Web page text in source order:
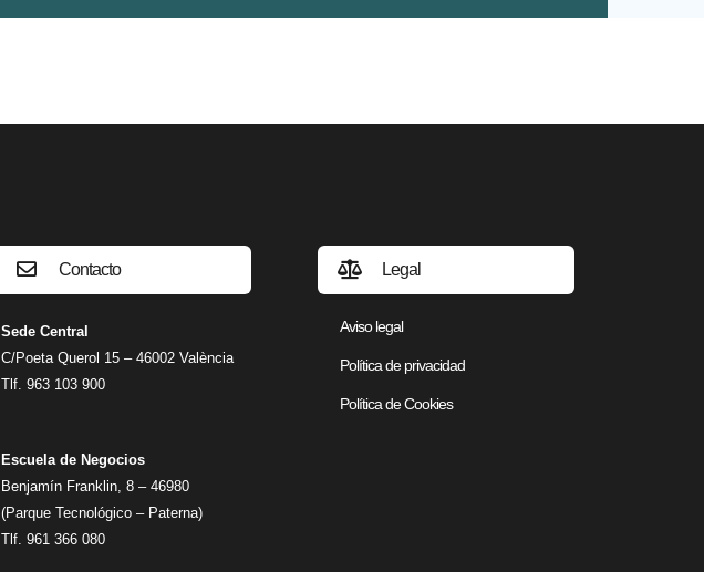
Contacto
Sede Central
C/Poeta Querol 15 – 46002 València
Tlf. 963 103 900
Escuela de Negocios
Benjamín Franklin, 8 – 46980
(Parque Tecnológico – Paterna)
Tlf. 961 366 080
Legal
Aviso legal
Política de privacidad
Política de Cookies